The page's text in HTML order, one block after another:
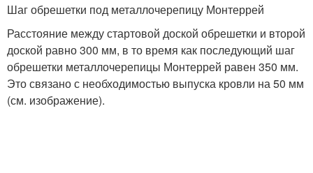
Шаг обрешетки под металлочерепицу Монтеррей
Расстояние между стартовой доской обрешетки и второй
доской равно 300 мм, в то время как последующий шаг
обрешетки металлочерепицы Монтеррей равен 350 мм.
Это связано с необходимостью выпуска кровли на 50 мм
(см. изображение).